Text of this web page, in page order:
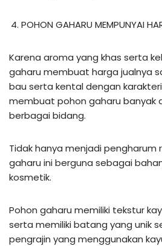
POHON GAHARU MEMPUNYAI
Karena aroma yang khas serta
gaharu membuat harga jualnya
bau serta kental dengan
membuat pohon gaharu banyak
berbagai bidang.
Tidak hanya menjadi pengharum
gaharu ini berguna sebagai
kosmetik.
Pohon gaharu memiliki tekstur
serta memiliki batang yang unik
pengrajin yang menggunakan